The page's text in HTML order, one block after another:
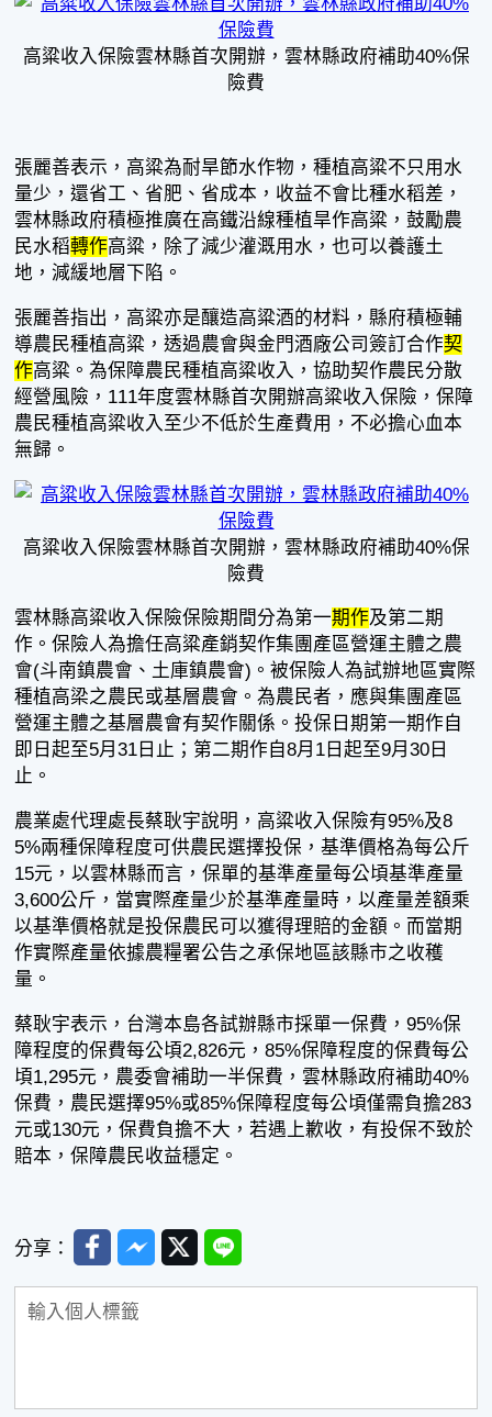
高粱收入保險雲林縣首次開辦，雲林縣政府補助40%保
險費
張麗善表示，高粱為耐旱節水作物，種植高粱不只用水
量少，還省工、省肥、省成本，收益不會比種水稻差，
雲林縣政府積極推廣在高鐵沿線種植旱作高粱，鼓勵農
民水稻轉作高粱，除了減少灌溉用水，也可以養護土
地，減緩地層下陷。
張麗善指出，高粱亦是釀造高粱酒的材料，縣府積極輔
導農民種植高粱，透過農會與金門酒廠公司簽訂合作契
作高粱。為保障農民種植高粱收入，協助契作農民分散
經營風險，111年度雲林縣首次開辦高粱收入保險，保障
農民種植高粱收入至少不低於生產費用，不必擔心血本
無歸。
高粱收入保險雲林縣首次開辦，雲林縣政府補助40%保
險費
雲林縣高粱收入保險保險期間分為第一期作及第二期
作。保險人為擔任高粱產銷契作集團產區營運主體之農
會(斗南鎮農會、土庫鎮農會)。被保險人為試辦地區實際
種植高梁之農民或基層農會。為農民者，應與集團產區
營運主體之基層農會有契作關係。投保日期第一期作自
即日起至5月31日止；第二期作自8月1日起至9月30日
止。
農業處代理處長蔡耿宇說明，高粱收入保險有95%及8
5%兩種保障程度可供農民選擇投保，基準價格為每公斤
15元，以雲林縣而言，保單的基準產量每公頃基準產量
3,600公斤，當實際產量少於基準產量時，以產量差額乘
以基準價格就是投保農民可以獲得理賠的金額。而當期
作實際產量依據農糧署公告之承保地區該縣市之收穫
量。
蔡耿宇表示，台灣本島各試辦縣市採單一保費，95%保
障程度的保費每公頃2,826元，85%保障程度的保費每公
頃1,295元，農委會補助一半保費，雲林縣政府補助40%
保費，農民選擇95%或85%保障程度每公頃僅需負擔283
元或130元，保費負擔不大，若遇上歉收，有投保不致於
賠本，保障農民收益穩定。
分享： FacebookMessenger
TwitterLine